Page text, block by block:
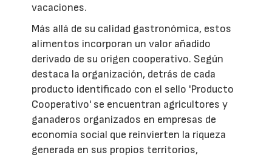
vacaciones.
Más allá de su calidad gastronómica, estos
alimentos incorporan un valor añadido
derivado de su origen cooperativo. Según
destaca la organización, detrás de cada
producto identificado con el sello 'Producto
Cooperativo' se encuentran agricultores y
ganaderos organizados en empresas de
economía social que reinvierten la riqueza
generada en sus propios territorios,